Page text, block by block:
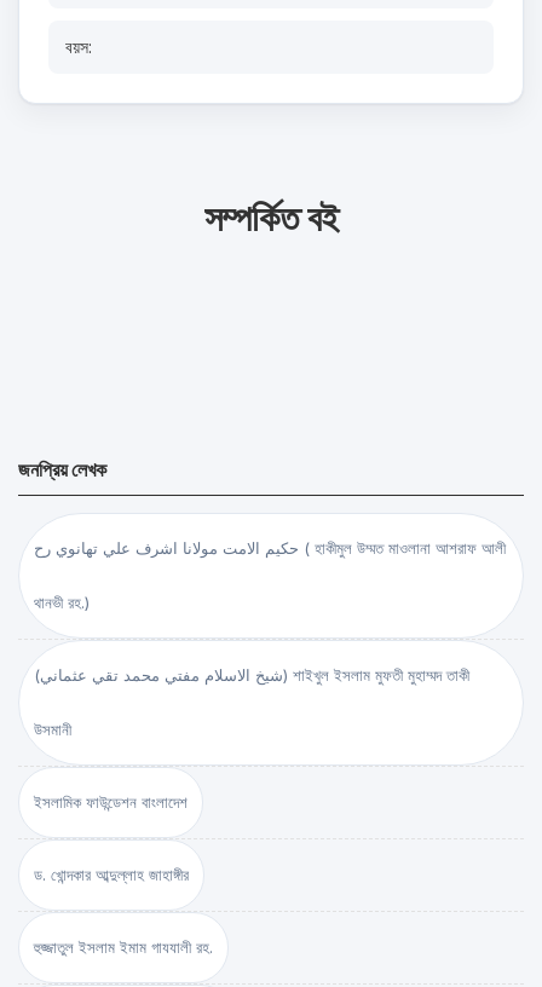
বয়স:
সম্পর্কিত বই
জনপ্রিয় লেখক
حكيم الامت مولانا اشرف علي تهانوي رح ( হাকীমুল উম্মত মাওলানা আশরাফ আলী
থানভী রহ.)
(شيخ الاسلام مفتي محمد تقي عثماني) শাইখুল ইসলাম মুফতী মুহাম্মদ তাকী
উসমানী
ইসলামিক ফাউন্ডেশন বাংলাদেশ
ড. খোন্দকার আব্দুল্লাহ জাহাঙ্গীর
হুজ্জাতুল ইসলাম ইমাম গাযযালী রহ.